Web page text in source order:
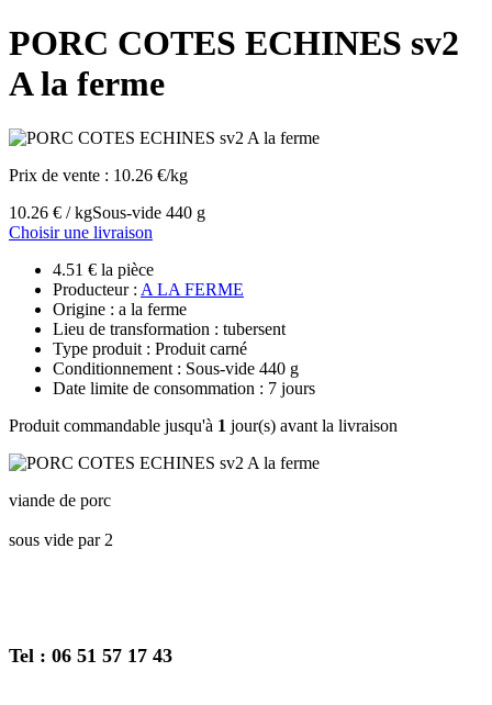
PORC COTES ECHINES sv2
A la ferme
Prix de vente : 10.26 €/kg
10.26 € / kgSous-vide 440 g
Choisir une livraison
4.51 € la pièce
Producteur : A LA FERME
Origine : a la ferme
Lieu de transformation : tubersent
Type produit : Produit carné
Conditionnement : Sous-vide 440 g
Date limite de consommation : 7 jours
Produit commandable jusqu'à 1 jour(s) avant la livraison
viande de porc
sous vide par 2
Tel : 06 51 57 17 43